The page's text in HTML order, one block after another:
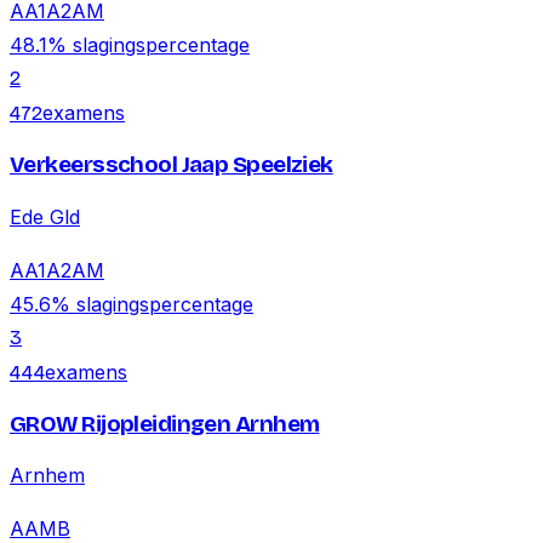
AA1A2AM
48.1% slagingspercentage
2
472examens
Verkeersschool Jaap Speelziek
Ede Gld
AA1A2AM
45.6% slagingspercentage
3
444examens
GROW Rijopleidingen Arnhem
Arnhem
AAMB